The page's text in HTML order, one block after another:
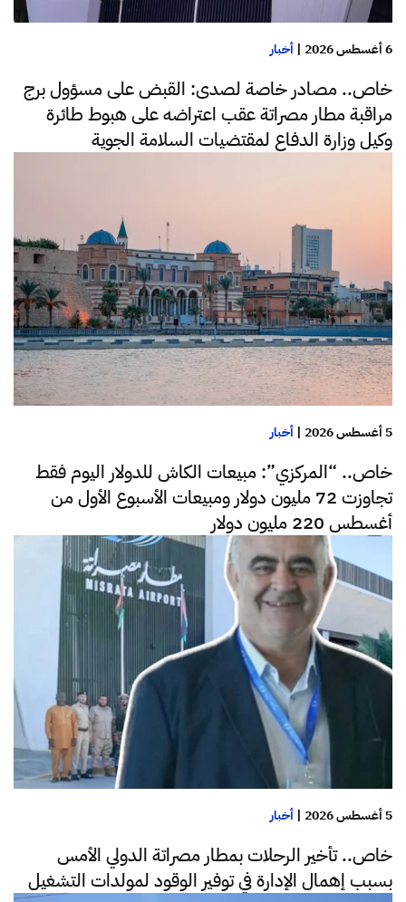
6 أغسطس 2026 | أخبار
خاص.. مصادر خاصة لصدى: القبض على مسؤول برج
مراقبة مطار مصراتة عقب اعتراضه على هبوط طائرة
وكيل وزارة الدفاع لمقتضيات السلامة الجوية
5 أغسطس 2026 | أخبار
خاص.. “المركزي”: مبيعات الكاش للدولار اليوم فقط
تجاوزت 72 مليون دولار ومبيعات الأسبوع الأول من
أغسطس 220 مليون دولار
5 أغسطس 2026 | أخبار
خاص.. تأخير الرحلات بمطار مصراتة الدولي الأمس
بسبب إهمال الإدارة في توفير الوقود لمولدات التشغيل